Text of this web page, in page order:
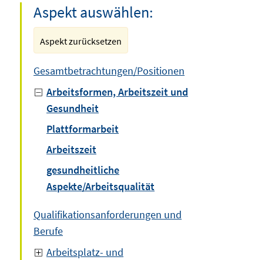
Aspekt auswählen:
Aspekt zurücksetzen
Gesamtbetrachtungen/Positionen
Arbeitsformen, Arbeitszeit und
Gesundheit
Plattformarbeit
Arbeitszeit
gesundheitliche
Aspekte/Arbeitsqualität
Qualifikationsanforderungen und
Berufe
Arbeitsplatz- und